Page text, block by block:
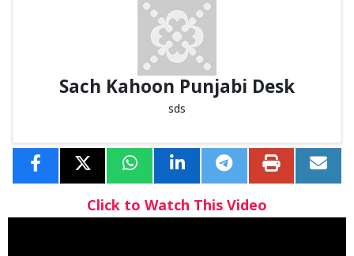
Sach Kahoon Punjabi Desk
sds
Click to Watch This Video